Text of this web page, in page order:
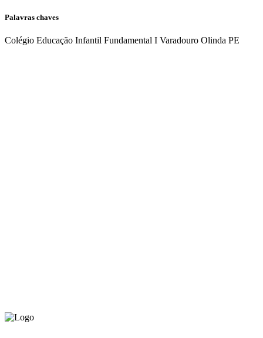
Palavras chaves
Colégio Educação Infantil Fundamental I Varadouro Olinda PE